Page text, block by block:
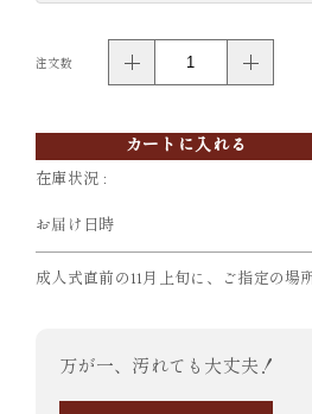
注文数
カートに入れる
在庫状況 :
お届け日時
成人式直前の11月上旬に、ご指定の場
万が一、汚れても大丈夫！